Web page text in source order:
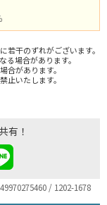
若干のずれがございます。
場合があります。
合があります。
止いたします。
有！
/ 1202-1678